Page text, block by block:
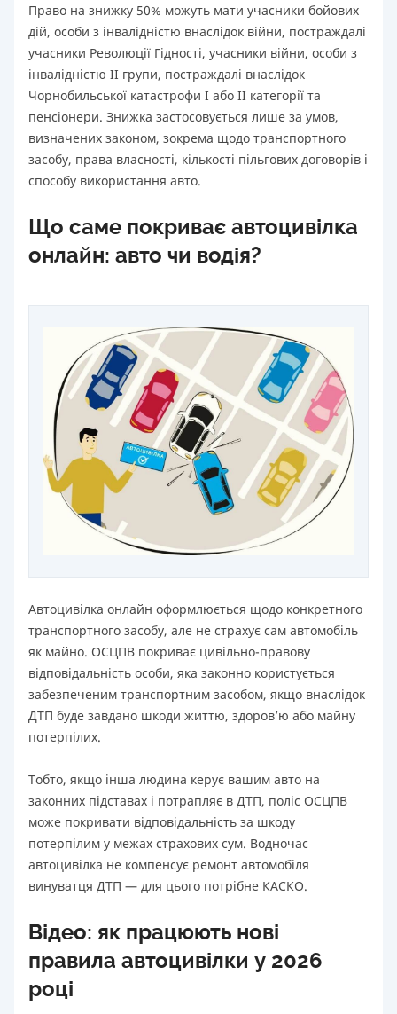
Право на знижку 50% можуть мати учасники бойових
дій, особи з інвалідністю внаслідок війни, постраждалі
учасники Революції Гідності, учасники війни, особи з
інвалідністю II групи, постраждалі внаслідок
Чорнобильської катастрофи I або II категорії та
пенсіонери. Знижка застосовується лише за умов,
визначених законом, зокрема щодо транспортного
засобу, права власності, кількості пільгових договорів і
способу використання авто.
Що саме покриває автоцивілка
онлайн: авто чи водія?
Автоцивілка онлайн оформлюється щодо конкретного
транспортного засобу, але не страхує сам автомобіль
як майно. ОСЦПВ покриває цивільно-правову
відповідальність особи, яка законно користується
забезпеченим транспортним засобом, якщо внаслідок
ДТП буде завдано шкоди життю, здоров’ю або майну
потерпілих.
Тобто, якщо інша людина керує вашим авто на
законних підставах і потрапляє в ДТП, поліс ОСЦПВ
може покривати відповідальність за шкоду
потерпілим у межах страхових сум. Водночас
автоцивілка не компенсує ремонт автомобіля
винуватця ДТП — для цього потрібне КАСКО.
Відео: як працюють нові
правила автоцивілки у 2026
році